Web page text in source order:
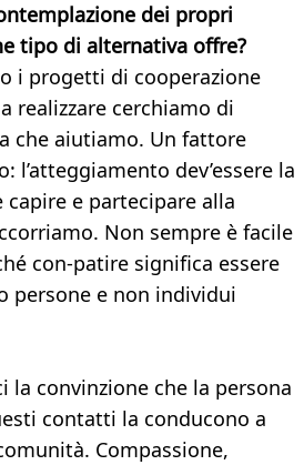
dei propri
tipo di alternativa offre?
i progetti di cooperazione
realizzare cerchiamo di
che aiutiamo. Un fattore
l’atteggiamento dev’essere la
capire e partecipare alla
Non sempre è facile
con-patire significa essere
persone e non individui
la convinzione che la persona
contatti la conducono a
Compassione,